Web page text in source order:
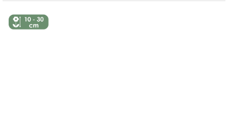
↕️ VÝŠKA 10
- 30 CM